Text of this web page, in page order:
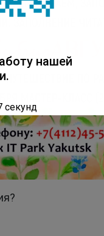
нашей
секунд